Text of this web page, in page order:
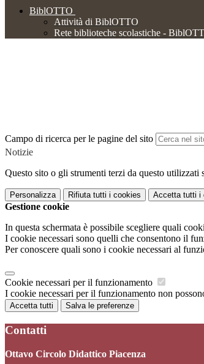
BiblOTTO
Attività di BiblOTTO
Rete biblioteche scolastiche -
Campo di ricerca per le pagine del sito
Notizie
Questo sito o gli strumenti terzi da questo
Personalizza Rifiuta tutti i cookies Accetta tutti i
Gestione cookie
In questa schermata è possibile scegliere quali
I cookie necessari sono quelli che consentono il
Per conoscere quali sono i cookie necessari al
Cookie necessari per il funzionamento
I cookie necessari per il funzionamento non
Accetta tutti Salva le preferenze
Contatti
Ottavo Circolo Didattico Piacenza